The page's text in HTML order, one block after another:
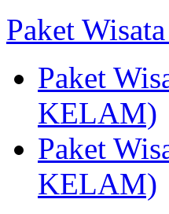
Paket
Paket
KELAM)
Paket
KELAM)